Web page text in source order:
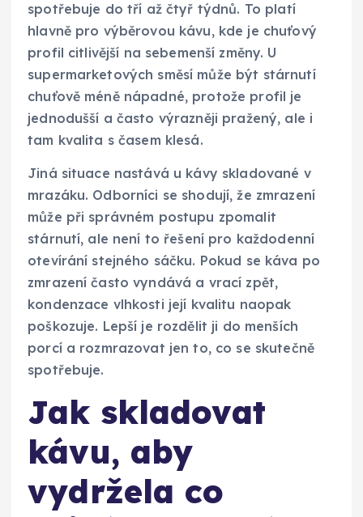
spotřebuje do tří až čtyř týdnů. To platí
hlavně pro výběrovou kávu, kde je chuťový
profil citlivější na sebemenší změny. U
supermarketových směsí může být stárnutí
chuťově méně nápadné, protože profil je
jednodušší a často výrazněji pražený, ale i
tam kvalita s časem klesá.
Jiná situace nastává u kávy skladované v
mrazáku. Odborníci se shodují, že zmrazení
může při správném postupu zpomalit
stárnutí, ale není to řešení pro každodenní
otevírání stejného sáčku. Pokud se káva po
zmrazení často vyndává a vrací zpět,
kondenzace vlhkosti její kvalitu naopak
poškozuje. Lepší je rozdělit ji do menších
porcí a rozmrazovat jen to, co se skutečně
spotřebuje.
Jak skladovat
kávu, aby
vydržela co